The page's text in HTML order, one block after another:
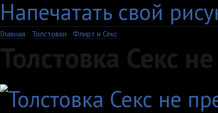
Напечатать свой
Главная Толстовки Флирт и Секс
Толстовка Секс